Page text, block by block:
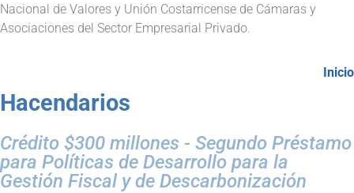
Nacional de Valores y Unión Costarricense de Cámaras y
Asociaciones del Sector Empresarial Privado.
Inicio
Hacendarios
Crédito $300 millones - Segundo Préstamo
para Políticas de Desarrollo para la
Gestión Fiscal y de Descarbonización